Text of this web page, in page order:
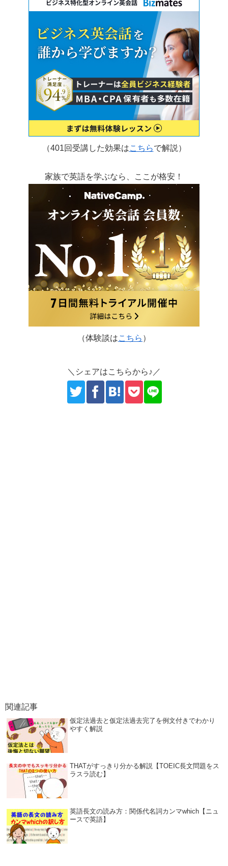
（401回受講した効果はこちらで解説）
家族で英語を学ぶなら、ここが格安！
（体験談はこちら ）
＼シェアはこちらから♪／
関連記事
仮定法過去と仮定法過去完了を例文付きでわかり
やすく解説
THATがすっきり分かる解説【TOEIC長文問題をス
ラスラ読む】
英語長文の読み方：関係代名詞カンマwhich【ニュ
ースで英語】